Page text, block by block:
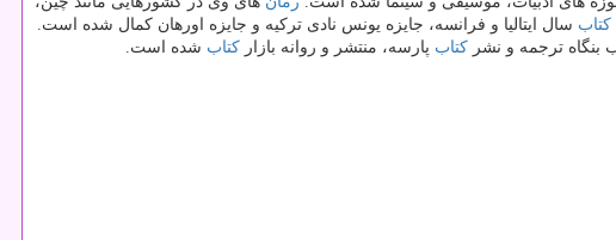
كتاب سال ایتالیا و فرانسه، جایزه یونس نادی تركیه و جایزه اورهان كمال شده است.
كتاب پارسه، منتشر و روانه بازار كتاب شده است.